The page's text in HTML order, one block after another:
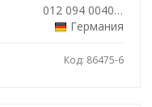
012 094 0040/S
Германия
Код: 86475-6